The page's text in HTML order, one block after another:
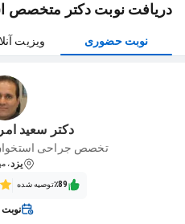
دریافت نوبت دکتر متخصص
نوبت حضوری ویزیت
دکتر سعید
تخصص جراحی
یزد،
٪89‌‌‌توصیه شده